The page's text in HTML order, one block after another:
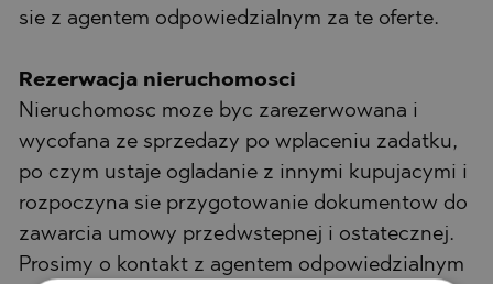
sie z agentem odpowiedzialnym za te oferte.
Rezerwacja nieruchomosci
Nieruchomosc moze byc zarezerwowana i
wycofana ze sprzedazy po wplaceniu zadatku,
po czym ustaje ogladanie z innymi kupujacymi i
rozpoczyna sie przygotowanie dokumentow do
zawarcia umowy przedwstepnej i ostatecznej.
Prosimy o kontakt z agentem odpowiedzialnym